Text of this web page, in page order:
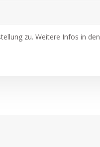
zu. Weitere Infos in den